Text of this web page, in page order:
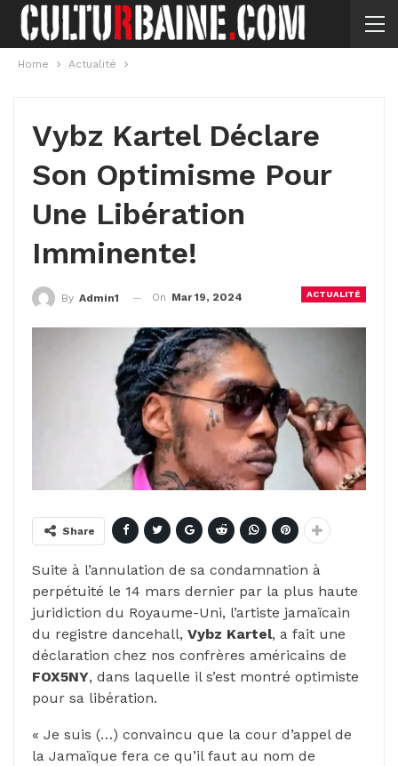
Home Actualité
Vybz Kartel Déclare
Son Optimisme Pour
Une Libération
Imminente!
ACTUALITÉ
By Admin1 On Mar 19, 2024
Share
Suite à l’annulation de sa condamnation à
perpétuité le 14 mars dernier par la plus haute
juridiction du Royaume-Uni, l’artiste jamaïcain
du registre dancehall, Vybz Kartel, a fait une
déclaration chez nos confrères américains de
FOX5NY, dans laquelle il s’est montré optimiste
pour sa libération.
« Je suis (…) convaincu que la cour d’appel de
la Jamaïque fera ce qu’il faut au nom de